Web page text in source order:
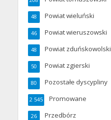
Powiat wieluński
48
Powiat wieruszowski
46
Powiat zduńskowolski
48
Powiat zgierski
50
Pozostałe dyscypliny
80
Promowane
2 545
Przedbórz
26